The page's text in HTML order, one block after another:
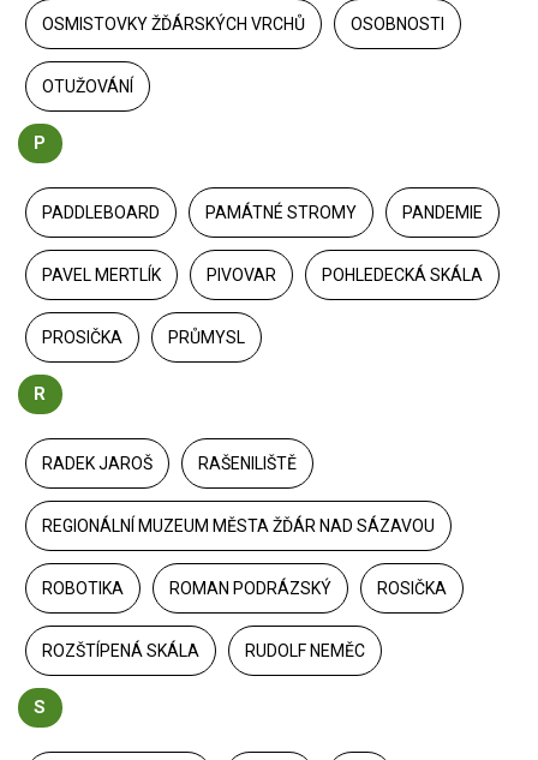
OSMISTOVKY ŽĎÁRSKÝCH VRCHŮ OSOBNOSTI
OTUŽOVÁNÍ
P
PADDLEBOARD PAMÁTNÉ STROMY PANDEMIE
PAVEL MERTLÍK PIVOVAR POHLEDECKÁ SKÁLA
PROSIČKA PRŮMYSL
R
RADEK JAROŠ RAŠENILIŠTĚ
REGIONÁLNÍ MUZEUM MĚSTA ŽĎÁR NAD SÁZAVOU
ROBOTIKA ROMAN PODRÁZSKÝ ROSIČKA
ROZŠTÍPENÁ SKÁLA RUDOLF NEMĚC
S